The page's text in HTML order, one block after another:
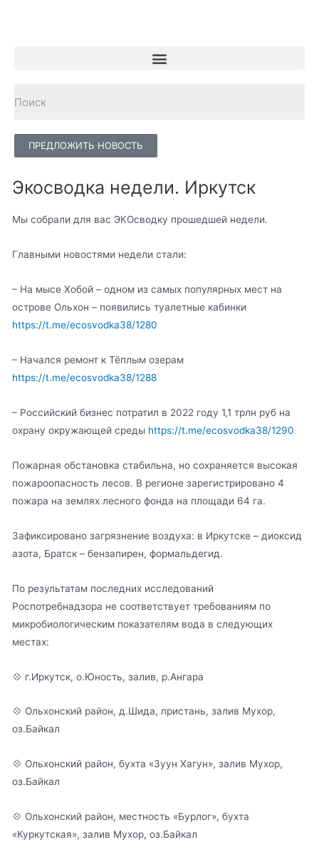
ПРЕДЛОЖИТЬ НОВОСТЬ
Экосводка недели. Иркутск
Мы собрали для вас ЭКОсводку прошедшей недели.
Главными новостями недели стали:
– На мысе Хобой – одном из самых популярных мест на
острове Ольхон – появились туалетные кабинки
https://t.me/ecosvodka38/1280
– Начался ремонт к Тёплым озерам
https://t.me/ecosvodka38/1288
– Российский бизнес потратил в 2022 году 1,1 трлн руб на
охрану окружающей среды https://t.me/ecosvodka38/1290
Пожарная обстановка стабильна, но сохраняется высокая
пожароопасность лесов. В регионе зарегистрировано 4
пожара на землях лесного фонда на площади 64 га.
Зафиксировано загрязнение воздуха: в Иркутске – диоксид
азота, Братск – бензапирен, формальдегид.
По результатам последних исследований
Роспотребнадзора не соответствует требованиям по
микробиологическим показателям вода в следующих
местах:
💠 г.Иркутск, о.Юность, залив, р.Ангара
💠 Ольхонский район, д.Шида, пристань, залив Мухор,
оз.Байкал
💠 Ольхонский район, бухта «Зуун Хагун», залив Мухор,
оз.Байкал
💠 Ольхонский район, местность «Бурлог», бухта
«Куркутская», залив Мухор, оз.Байкал